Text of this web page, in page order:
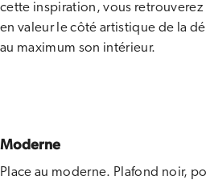
cette inspiration, vous
en valeur le côté artistique de la
au maximum son intérieur.
Moderne
Place au moderne. Plafond noir,